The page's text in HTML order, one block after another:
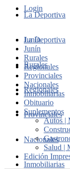
Login
La Deportiva
Junín
Rurales
Regionales
Provinciales
Nacionales
Inmobiliarias
La Deportiva
Junín
Rurales
Regionales
Provinciales
Nacionales
Inmobiliarias
Obituario
Suplementos
Autos |
Salud |
Edición